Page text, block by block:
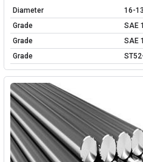
Diameter
16-
Grade
SAE
Grade
SAE
Grade